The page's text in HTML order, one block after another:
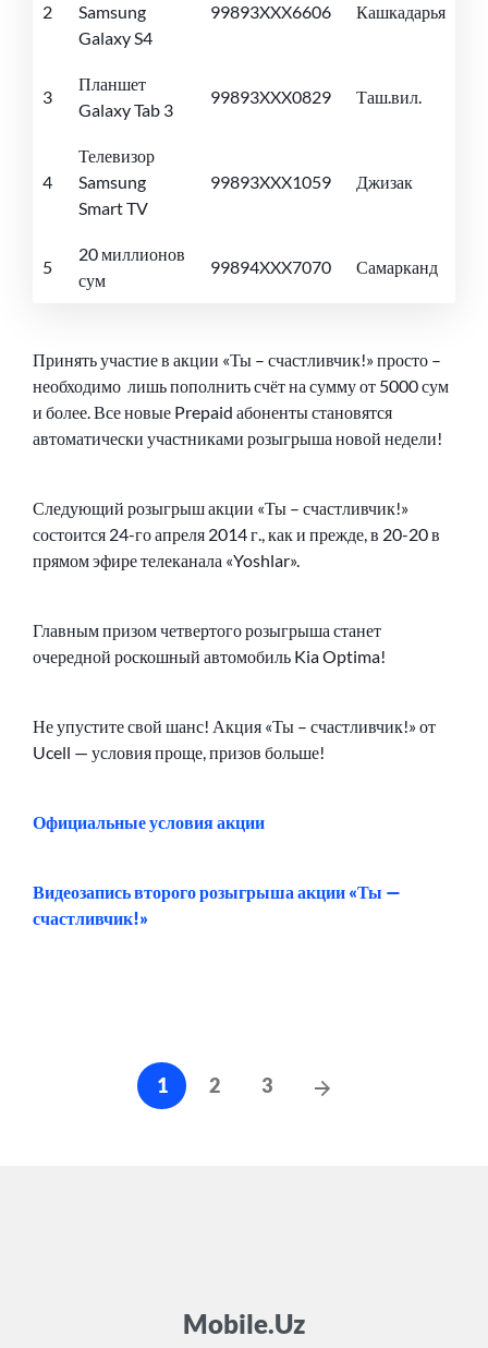
2
Samsung
Galaxy S4
99893XXX6606 Кашкадарья
3
Планшет
Galaxy Tab 3
99893XXX0829 Таш.вил.
4
Телевизор
Samsung
Smart TV
99893XXX1059 Джизак
5
20 миллионов
сум
99894XXX7070 Самарканд
Принять участие в акции «Ты – счастливчик!» просто –
необходимо лишь пополнить счёт на сумму от 5000 сум
и более. Все новые Prepaid абоненты становятся
автоматически участниками розыгрыша новой недели!
Следующий розыгрыш акции «Ты – счастливчик!»
состоится 24-го апреля 2014 г., как и прежде, в 20-20 в
прямом эфире телеканала «Yoshlar».
Главным призом четвертого розыгрыша станет
очередной роскошный автомобиль Kia Optima!
Не упустите свой шанс! Акция «Ты – счастливчик!» от
Ucell — условия проще, призов больше!
Официальные условия акции
Видеозапись второго розыгрыша акции «Ты —
счастливчик!»
Навигация
1 2 3
Mobile.Uz